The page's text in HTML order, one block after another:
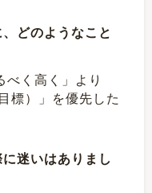
どのようなこと
べく高く」より
標）」を優先した
迷いはありまし